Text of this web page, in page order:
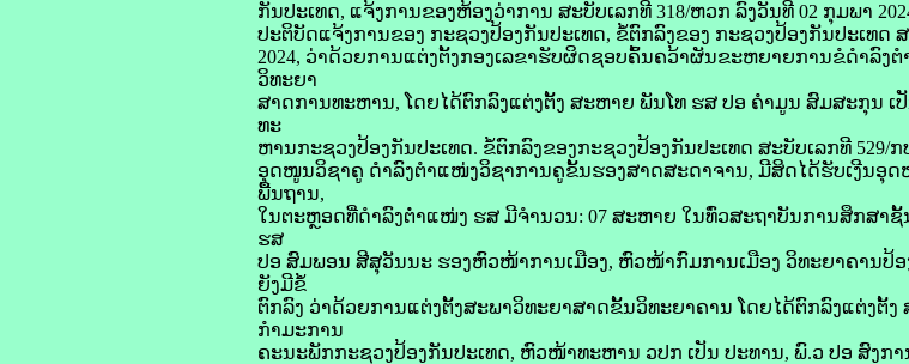
ກັນປະເທດ, ແຈ້ງການຂອງຫ້ອງວ່າການ ສະບັບເລກທີ 318/ຫວກ ລົງວັນທີ 02 ກຸມພາ
ປະຕິບັດແຈ້ງການຂອງ ກະຊວງປ້ອງກັນປະເທດ, ຂໍ້ຕົກລົງຂອງ ກະຊວງປ້ອງກັນປະເທດ
2024, ວ່າດ້ວຍການແຕ່ງຕັ້ງກອງເລຂາຮັບຜິດຊອບຄົ້ນຄວ້າຜັນຂະຫຍາຍການຂໍດຳລົງ
ວິທະຍາ
ສາດການທະຫານ, ໂດຍໄດ້ຕົກລົງແຕ່ງຕັ້ງ ສະຫາຍ ພັນໂທ ຮສ ປອ ຄຳມູນ ສົມສະກຸນ ເ
ທະ
ຫານກະຊວງປ້ອງກັນປະເທດ. ຂໍ້ຕົກລົງຂອງກະຊວງປ້ອງກັນປະເທດ ສະບັບເລກທີ 529/ກ
ອຸດໜູນວິຊາຄູ ດຳລົງຕຳແໜ່ງວິຊາການຄູຂັ້ນຮອງສາດສະດາຈານ, ມີສິດໄດ້ຮັບເງີນອຸດ
ພື້ນຖານ,
ໃນຕະຫຼອດທີ່ດຳລົງຕ່ຳແໜ່ງ ຮສ ມີຈຳນວນ: 07 ສະຫາຍ ໃນທົ່ວສະຖາບັນການສຶກສາ
ຮສ
ປອ ສົມພອນ ສີສຸວັນນະ ຮອງຫົວໜ້າການເມືອງ, ຫົວໜ້າກົມການເມືອງ ວິທະຍາຄານປ້
ຍັງມີຂໍ້
ຕົກລົງ ວ່າດ້ວຍການແຕ່ງຕັ້ງສະພາວິທະຍາສາດຂັ້ນວິທະຍາຄານ ໂດຍໄດ້ຕົກລົງແຕ່ງຕັ້
ກຳມະການ
ຄະນະພັກກະຊວງປ້ອງກັນປະເທດ, ຫົວໜ້າທະຫານ ວປກ ເປັນ ປະທານ, ພົ.ວ ປອ ສົງ